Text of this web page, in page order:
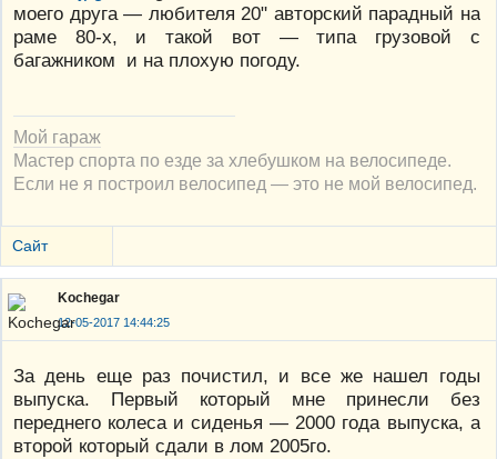
моего друга — любителя 20" авторский парадный на
раме 80-х, и такой вот — типа грузовой с
багажником и на плохую погоду.
Мой гараж
Мастер спорта по езде за хлебушком на велосипеде.
Если не я построил велосипед — это не мой велосипед.
Сайт
Kochegar
12-05-2017 14:44:25
За день еще раз почистил, и все же нашел годы
выпуска. Первый который мне принесли без
переднего колеса и сиденья — 2000 года выпуска, а
второй который сдали в лом 2005го.